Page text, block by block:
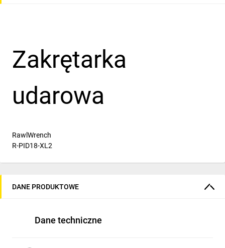
Zakrętarka
udarowa
RawlWrench
R-PID18-XL2
DANE PRODUKTOWE
Dane techniczne